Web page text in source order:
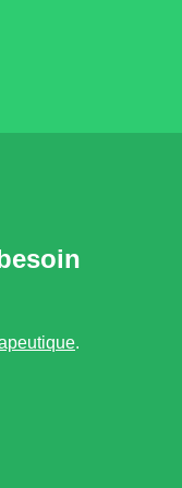
.